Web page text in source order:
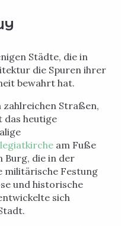
Städte, die in
die Spuren ihrer
bewahrt hat.
zahlreichen Straßen,
das heutige
am Fuße
Burg, die in der
militärische Festung
und historische
sich